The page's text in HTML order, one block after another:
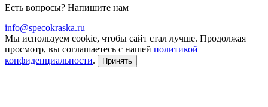
Есть вопросы? Напишите нам
info@specokraska.ru
Мы используем cookie, чтобы сайт стал лучше. Продолжая
просмотр, вы соглашаетесь с нашей политикой
конфиденциальности. Принять